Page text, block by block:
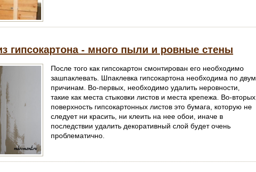
гипсокартона - много пыли и ровные стены
После того как гипсокартон смонтирован его необходимо
зашпаклевать. Шпаклевка гипсокартона необходима по двум
причинам. Во-первых, необходимо удалить неровности,
такие как места стыковки листов и места крепежа. Во-вторых,
поверхность гипсокартонных листов это бумага, которую не
следует ни красить, ни клеить на нее обои, иначе в
последствии удалить декоративный слой будет очень
проблематично.